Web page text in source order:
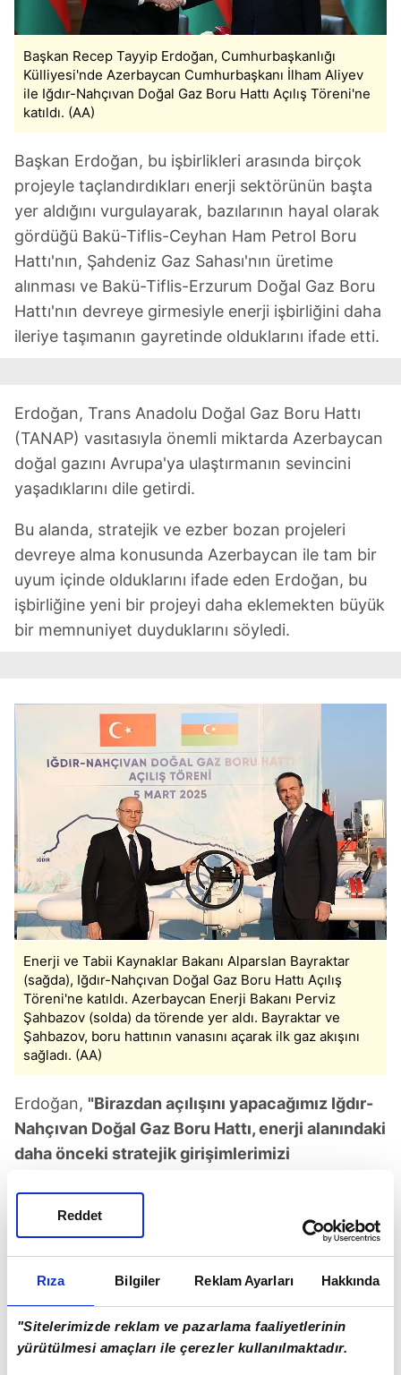
Rıza Bilgiler Reklam Ayarları Hakkında
"Sitelerimizde reklam ve pazarlama faaliyetlerinin
yürütülmesi amaçları ile çerezler kullanılmaktadır.
Reddet
Başkan Recep Tayyip Erdoğan, Cumhurbaşkanlığı
Külliyesi'nde Azerbaycan Cumhurbaşkanı İlham Aliyev
ile Iğdır-Nahçıvan Doğal Gaz Boru Hattı Açılış Töreni'ne
katıldı. (AA)
Başkan Erdoğan, bu işbirlikleri arasında birçok
projeyle taçlandırdıkları enerji sektörünün başta
yer aldığını vurgulayarak, bazılarının hayal olarak
gördüğü Bakü-Tiflis-Ceyhan Ham Petrol Boru
Hattı'nın, Şahdeniz Gaz Sahası'nın üretime
alınması ve Bakü-Tiflis-Erzurum Doğal Gaz Boru
Hattı'nın devreye girmesiyle enerji işbirliğini daha
ileriye taşımanın gayretinde olduklarını ifade etti.
Erdoğan, Trans Anadolu Doğal Gaz Boru Hattı
(TANAP) vasıtasıyla önemli miktarda Azerbaycan
doğal gazını Avrupa'ya ulaştırmanın sevincini
yaşadıklarını dile getirdi.
Bu alanda, stratejik ve ezber bozan projeleri
devreye alma konusunda Azerbaycan ile tam bir
uyum içinde olduklarını ifade eden Erdoğan, bu
işbirliğine yeni bir projeyi daha eklemekten büyük
bir memnuniyet duyduklarını söyledi.
Enerji ve Tabii Kaynaklar Bakanı Alparslan Bayraktar
(sağda), Iğdır-Nahçıvan Doğal Gaz Boru Hattı Açılış
Töreni'ne katıldı. Azerbaycan Enerji Bakanı Perviz
Şahbazov (solda) da törende yer aldı. Bayraktar ve
Şahbazov, boru hattının vanasını açarak ilk gaz akışını
sağladı. (AA)
Erdoğan, "Birazdan açılışını yapacağımız Iğdır-
Nahçıvan Doğal Gaz Boru Hattı, enerji alanındaki
daha önceki stratejik girişimlerimizi
Başkan Erdoğan'dan Azerbaycan'a kardeşlik
mesajı!